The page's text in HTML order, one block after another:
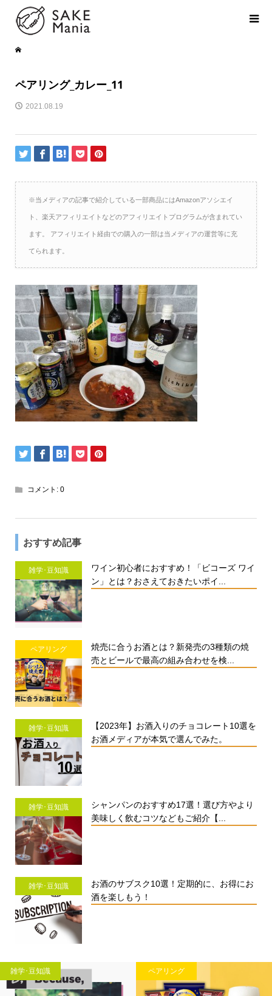
ペアリング_カレー_11
2021.08.19
※当メディアの記事で紹介している一部商品にはAmazonアソシエイ
ト、楽天アフィリエイトなどのアフィリエイトプログラムが含まれてい
ます。 アフィリエイト経由での購入の一部は当メディアの運営等に充
てられます。
コメント: 0
おすすめ記事
雑学･豆知識
ワイン初心者におすすめ！「ビコーズ ワイ
ン」とは？おさえておきたいポイ...
ペアリング
焼売に合うお酒とは？新発売の3種類の焼
売とビールで最高の組み合わせを検...
雑学･豆知識
【2023年】お酒入りのチョコレート10選を
お酒メディアが本気で選んでみた。
雑学･豆知識
シャンパンのおすすめ17選！選び方やより
美味しく飲むコツなどもご紹介【...
雑学･豆知識
お酒のサブスク10選！定期的に、お得にお
酒を楽しもう！
雑学･豆知識 ペアリング